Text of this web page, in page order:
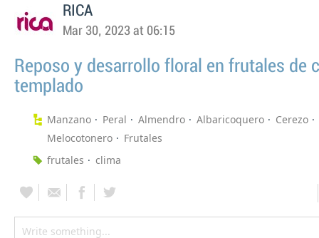
RICA
Mar 30, 2023 at 06:15
Reposo y desarrollo floral en frutales de
templado
Manzano Peral Almendro Albaricoquero
Cerezo
Melocotonero
Frutales
frutales
clima